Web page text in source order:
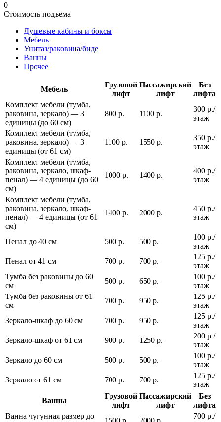
0
Стоимость подъема
Душевые кабины и боксы
Мебель
Унитаз/раковина/биде
Ванны
Прочее
Мебель
Грузовой
лифт
Пассажирский
лифт
Без
лифта
Комплект мебели (тумба,
раковина, зеркало) — 3
единицы (до 60 см)
800 р. 1100 р.
300 р./
этаж
Комплект мебели (тумба,
раковина, зеркало) — 3
единицы (от 61 см)
1100 р. 1550 р.
350 р./
этаж
Комплект мебели (тумба,
раковина, зеркало, шкаф-
пенал) — 4 единицы (до 60
см)
1000 р. 1400 р.
400 р./
этаж
Комплект мебели (тумба,
раковина, зеркало, шкаф-
пенал) — 4 единицы (от 61
см)
1400 р. 2000 р.
450 р./
этаж
Пенал до 40 см 500 р. 500 р.
100 р./
этаж
Пенал от 41 см
700 р. 700 р.
125 р./
этаж
Тумба без раковины до 60
см
500 р. 650 р.
100 р./
этаж
Тумба без раковины от 61
см
700 р. 950 р.
125 р./
этаж
Зеркало-шкаф до 60 см
700 р. 950 р.
125 р./
этаж
Зеркало-шкаф от 61 см
900 р. 1250 р.
200 р./
этаж
Зеркало до 60 см
500 р. 500 р.
100 р./
этаж
Зеркало от 61 см
700 р. 700 р.
125 р./
этаж
Ванны
Грузовой
лифт
Пассажирский
лифт
Без
лифта
Ванна чугунная размер до
1500 р. 2000 р.
700 р./